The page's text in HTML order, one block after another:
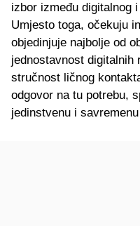
izbor između digitalnog
Umjesto toga, očekuju
objedinjuje najbolje od
jednostavnost digitalnih
stručnost ličnog
odgovor na tu potrebu,
jedinstvenu i